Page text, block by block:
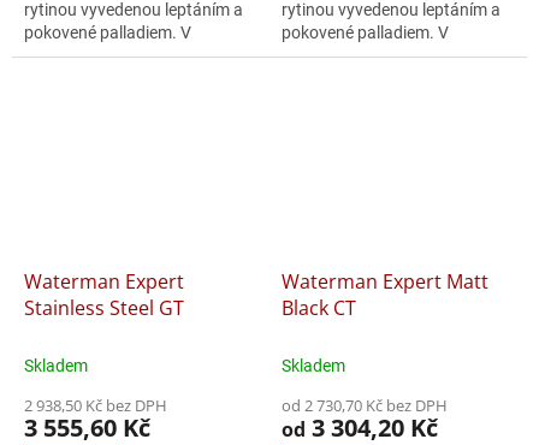
rytinou vyvedenou leptáním a
pokovené palladiem. V
kombinaci s doplňky
rytinou vyvedenou leptáním a
pokovené palladiem. V
kombinaci s doplňky
Waterman Expert
Stainless Steel GT
Skladem
2 938,50 Kč bez DPH
3 555,60 Kč
Waterman Expert Matt
Black CT
Skladem
od 2 730,70 Kč bez DPH
od 3 304,20 Kč